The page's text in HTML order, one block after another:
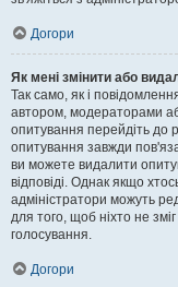
Догори
Як мені змінити або
Так само, як і
автором, модераторами
опитування перейдіть до
опитування завжди
ви можете видалити
відповіді. Однак якщо
адміністратори можуть
для того, щоб ніхто не
голосування.
Догори